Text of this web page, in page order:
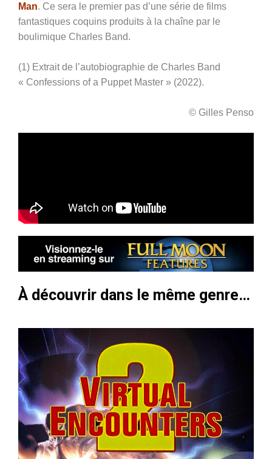
Man. Ce sera le premier pas d’une série de films
fantastiques coquins produits à la chaîne par le
boulimique Charles Band.
(1) Extrait de l’autobiographie de Charles Band
« Confessions of a Puppet Master » (2022).
© Gilles Penso
À découvrir dans le même genre…